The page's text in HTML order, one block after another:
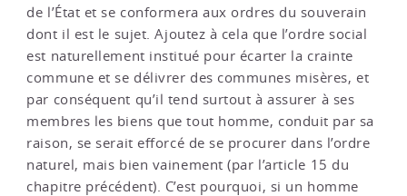
de l’État et se conformera aux ordres du souverain
dont il est le sujet. Ajoutez à cela que l’ordre social
est naturellement institué pour écarter la crainte
commune et se délivrer des communes misères, et
par conséquent qu’il tend surtout à assurer à ses
membres les biens que tout homme, conduit par sa
raison, se serait efforcé de se procurer dans l’ordre
naturel, mais bien vainement (par l’article 15 du
chapitre précédent). C’est pourquoi, si un homme